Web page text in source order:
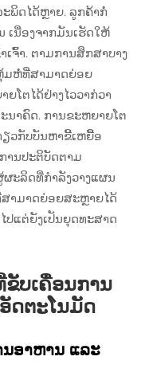
ພິດໄດ້ຫຼາຍ. ລູກຄ້າກໍ່
ນື່ອງຈາກມັນເຮັດໃຫ້
ເຈົ້າ. ຕາມການສຶກສາບາງ
ມຫໍ່ທີ່ສາມາດຍ່ອຍ
ໂຕໄດ້ຢ່າງໄວວາກ່ວາ
ນາຄົດ. ການຂະຫຍາຍໂຕ
ຽວກັບບັນຫາຂີ້ເຫຍື້ອ
ານປະຕິບັດຕາມ
ະລິດທີ່ກຳລັງວາງແຜນ
າມາດຍ່ອຍສະຫຼາຍໄດ້
ປແຕ່ຍັງເປັນຍຸດທະສາດ
ບເຄື່ອນການ
ດຕະໂນມັດ
ອາຫານ ແລະ